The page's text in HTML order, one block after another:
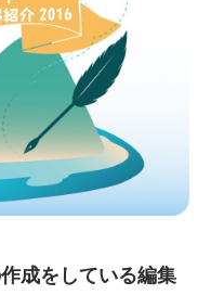
成をしている編集